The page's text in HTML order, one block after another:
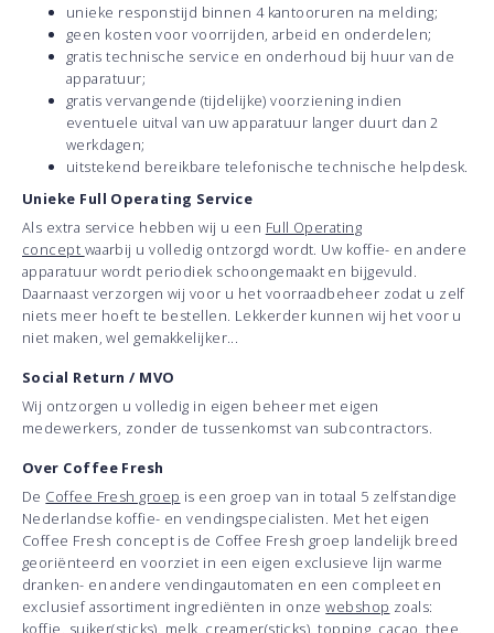
unieke responstijd binnen 4 kantooruren na melding;
geen kosten voor voorrijden, arbeid en onderdelen;
gratis technische service en onderhoud bij huur van de
apparatuur;
gratis vervangende (tijdelijke) voorziening indien
eventuele uitval van uw apparatuur langer duurt dan 2
werkdagen;
uitstekend bereikbare telefonische technische helpdesk.
Unieke Full Operating Service
Als extra service hebben wij u een Full Operating
concept waarbij u volledig ontzorgd wordt. Uw koffie- en andere
apparatuur wordt periodiek schoongemaakt en bijgevuld.
Daarnaast verzorgen wij voor u het voorraadbeheer zodat u zelf
niets meer hoeft te bestellen. Lekkerder kunnen wij het voor u
niet maken, wel gemakkelijker...
Social Return / MVO
Wij ontzorgen u volledig in eigen beheer met eigen
medewerkers, zonder de tussenkomst van subcontractors.
Over Coffee Fresh
De Coffee Fresh groep is een groep van in totaal 5 zelfstandige
Nederlandse koffie- en vendingspecialisten. Met het eigen
Coffee Fresh concept is de Coffee Fresh groep landelijk breed
georiënteerd en voorziet in een eigen exclusieve lijn warme
dranken- en andere vendingautomaten en een compleet en
exclusief assortiment ingrediënten in onzewebshop zoals:
koffie, suiker(sticks), melk, creamer(sticks), topping, cacao, thee,